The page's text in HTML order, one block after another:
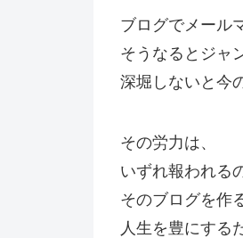
ブログでメール
そうなるとジャ
深堀しないと今
その労力は、
いずれ報われる
そのブログを作
人生を豊にする